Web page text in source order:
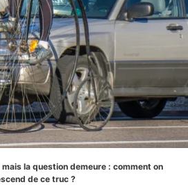
la question demeure : comment on
de ce truc ?